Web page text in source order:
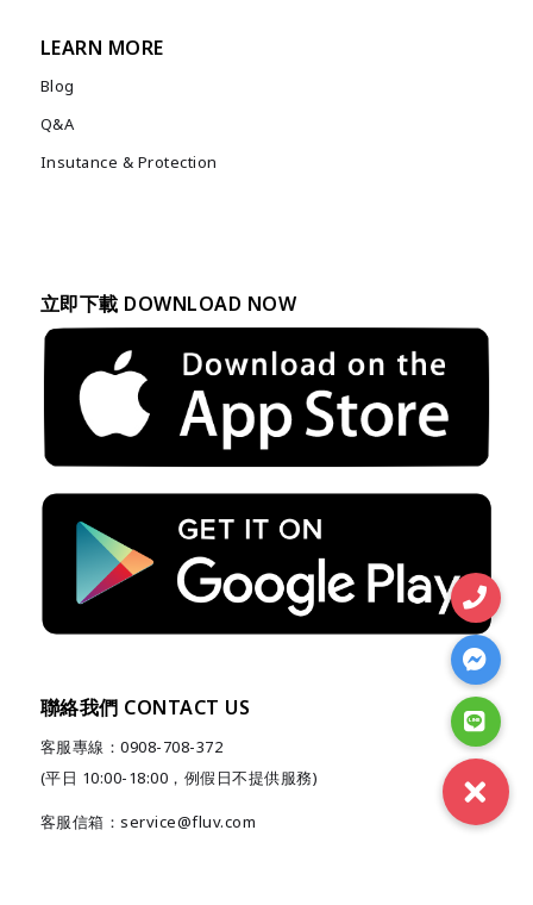
LEARN MORE
Blog
Q&A
Insutance & Protection
立即下載 DOWNLOAD NOW
聯絡我們 CONTACT US
客服專線：0908-708-372
(平日 10:00-18:00，例假日不提供服務)
客服信箱：service@fluv.com